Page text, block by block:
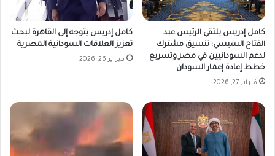
كامل إدريس يلتقي الرئيس عبد
الفتاح السيسي: تنسيق مشترك
لدعم السودانيين في مصر وتسريع
خطط إعادة إعمار السودان
فبراير 27, 2026
كامل إدريس يتوجه إلى القاهرة لبحث
تعزيز العلاقات السودانية المصرية
فبراير 26, 2026